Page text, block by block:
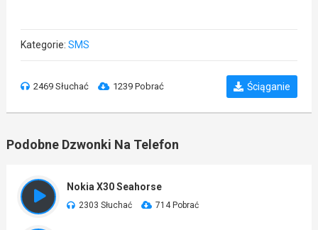
Kategorie: SMS
2469 Słuchać 1239 Pobrać Ściąganie
Podobne Dzwonki Na Telefon
Nokia X30 Seahorse
2303 Słuchać 714 Pobrać